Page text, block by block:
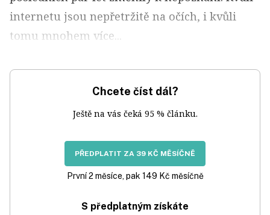
internetu jsou nepřetržitě na očích, i kvůli
tomu mnohem více...
Chcete číst dál?
Ještě na vás čeká 95 % článku.
PŘEDPLATIT ZA 39 KČ MĚSÍČNĚ
První 2 měsíce, pak 149 Kč měsíčně
S předplatným získáte